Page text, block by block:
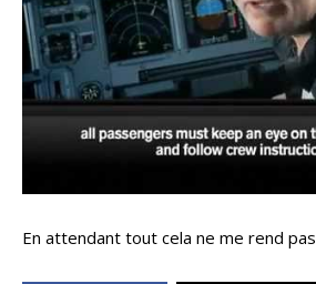
En attendant tout cela ne me rend pas